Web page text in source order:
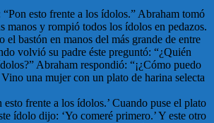
esto frente a los ídolos.” Abraham tomó
manos y rompió todos los ídolos en pedazos.
el bastón en manos del más grande de entre
volvió su padre éste preguntó: “¿Quién
Abraham respondió: “¡¿Cómo puedo
una mujer con un plato de harina selecta
esto frente a los ídolos.’ Cuando puse el plato
ídolo dijo: ‘Yo comeré primero.’ Y este otro